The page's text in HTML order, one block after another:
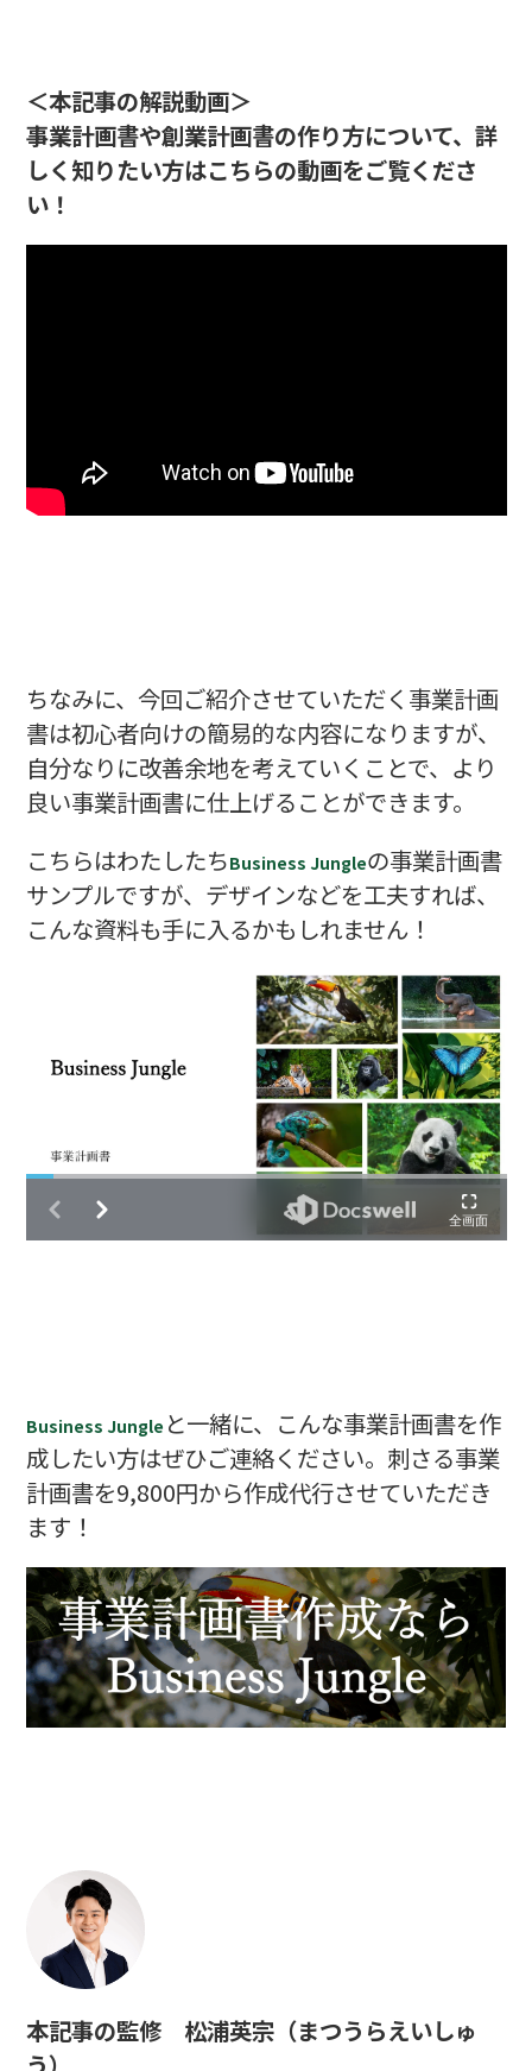
＜本記事の解説動画＞
事業計画書や創業計画書の作り方について、詳
しく知りたい方はこちらの動画をご覧くださ
い！
ちなみに、今回ご紹介させていただく事業計画
書は初心者向けの簡易的な内容になりますが、
自分なりに改善余地を考えていくことで、より
良い事業計画書に仕上げることができます。
こちらはわたしたちBusiness Jungleの事業計画書
サンプルですが、デザインなどを工夫すれば、
こんな資料も手に入るかもしれません！
Business Jungle と一緒に、こんな事業計画書を作
成したい方はぜひご連絡ください。刺さる事業
計画書を9,800円から作成代行させていただき
ます！
本記事の監修 松浦英宗（まつうらえいしゅ